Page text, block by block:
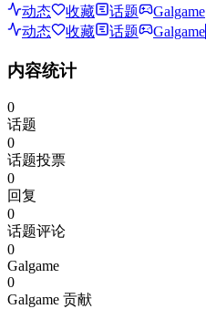
动态
收藏 话题 Galgame
动态
收藏 话题 Galgame
内容统计
0
话题
0
话题投票
0
回复
0
话题评论
0
Galgame
0
Galgame 贡献